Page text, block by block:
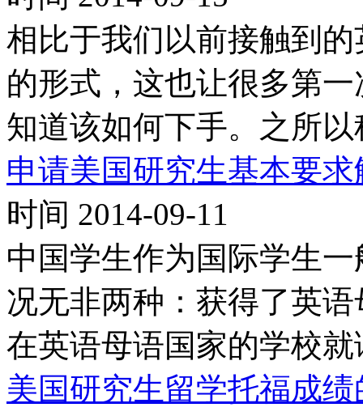
相比于我们以前接触到
的形式，这也让很多第
知道该如何下手。之所
申请美国研究生基本要求
时间 2014-09-11
中国学生作为国际学生
况无非两种：获得了英
在英语母语国家的学校
美国研究生留学托福成绩